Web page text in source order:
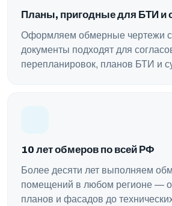
Планы, пригодные для БТИ и
Оформляем обмерные чертежи
документы подходят для
перепланировок, планов БТИ и
10 лет обмеров по всей РФ
Более десяти лет выполняем
помещений в любом регионе —
планов и фасадов до